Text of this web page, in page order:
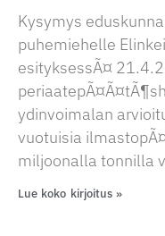
Kysymys
puhemiehelle
esityksessÃ¤
ydinvoimalan
vuotuisia
miljoonalla tonnilla
Lue koko kirjoitus »